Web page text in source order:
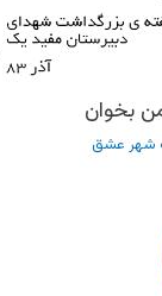
بخوان
شهر عشق